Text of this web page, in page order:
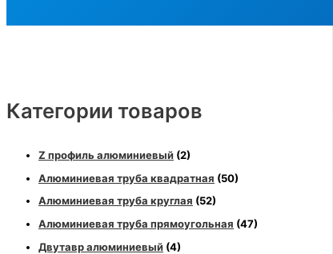
Категории товаров
Z профиль алюминиевый (2)
Алюминиевая труба квадратная (50)
Алюминиевая труба круглая (52)
Алюминиевая труба прямоугольная (47)
Двутавр алюминиевый (4)